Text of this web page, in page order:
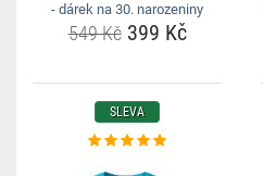
- dárek na 30. narozeniny
549 Kč399 Kč
SLEVA